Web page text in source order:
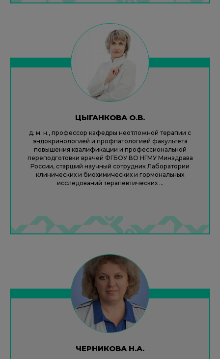
ЦЫГАНКОВА О.В.
д. м. н., профессор кафедры неотложной терапии с
эндокринологией и профпатологией факультета
повышения квалификации и профессиональной
переподготовки врачей ФГБОУ ВО НГМУ Минздрава
России, старший научный сотрудник Лаборатории
клинических и биохимических и гормональных
исследований терапевтических ...
ЧЕРНИКОВА Н.А.